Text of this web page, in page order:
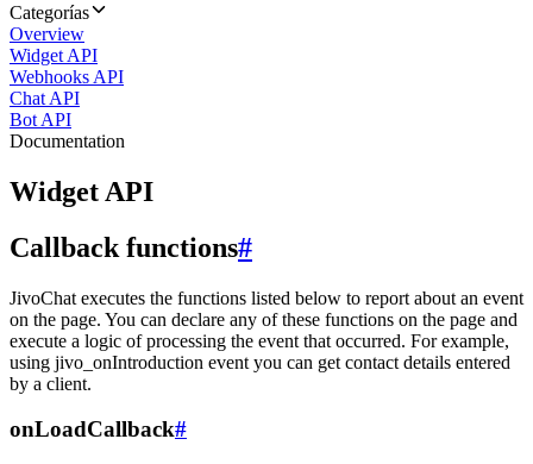
Categorías
Overview
Widget API
Webhooks API
Chat API
Bot API
Documentation
Widget API
Callback functions#
JivoChat executes the functions listed below to report about an event
on the page. You can declare any of these functions on the page and
execute a logic of processing the event that occurred. For example,
using jivo_onIntroduction event you can get contact details entered
by a client.
onLoadCallback#